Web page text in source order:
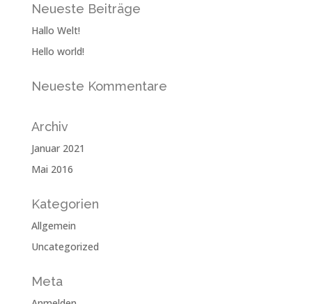
Neueste Beiträge
Hallo Welt!
Hello world!
Neueste Kommentare
Archiv
Januar 2021
Mai 2016
Kategorien
Allgemein
Uncategorized
Meta